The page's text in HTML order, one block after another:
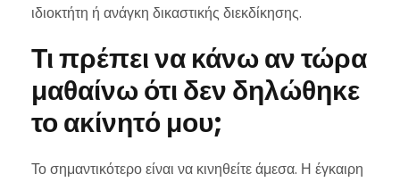
ιδιοκτήτη ή ανάγκη δικαστικής διεκδίκησης.
Τι πρέπει να κάνω αν τώρα
μαθαίνω ότι δεν δηλώθηκε
το ακίνητό μου;
Το σημαντικότερο είναι να κινηθείτε άμεσα. Η έγκαιρη